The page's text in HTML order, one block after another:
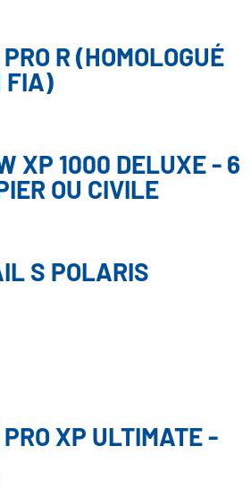
R (HOMOLOGUÉ
FIA)
XP 1000 DELUXE - 6
OU CIVILE
S POLARIS
XP ULTIMATE -